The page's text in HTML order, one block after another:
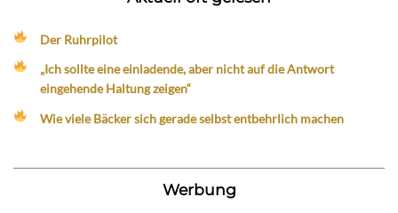
Der Ruhrpilot
„Ich sollte eine einladende, aber nicht auf die Antwort
eingehende Haltung zeigen“
Wie viele Bäcker sich gerade selbst entbehrlich machen
Werbung